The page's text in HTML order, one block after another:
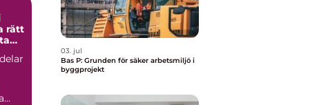
rätt
03. jul
Bas P: Grunden för säker arbetsmiljö i
byggprojekt